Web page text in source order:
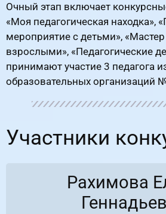
Очный этап включает
«Моя педагогическая находка»,
мероприятие с детьми», «Мастер
взрослыми», «Педагогические
принимают участие 3 педагога
образовательных организаций
Участники
Рахимова